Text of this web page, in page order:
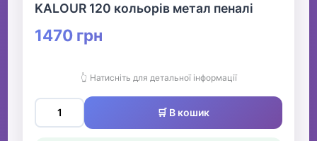
KALOUR 120 кольорів метал пеналі
1470 грн
👆 Натисніть для детальної інформації
🛒 В кошик